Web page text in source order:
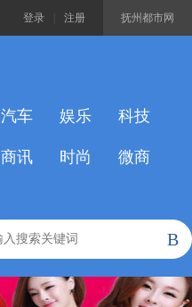
抚州都市网
登录 注册
汽车 娱乐 科技
商讯 时尚 微商
B